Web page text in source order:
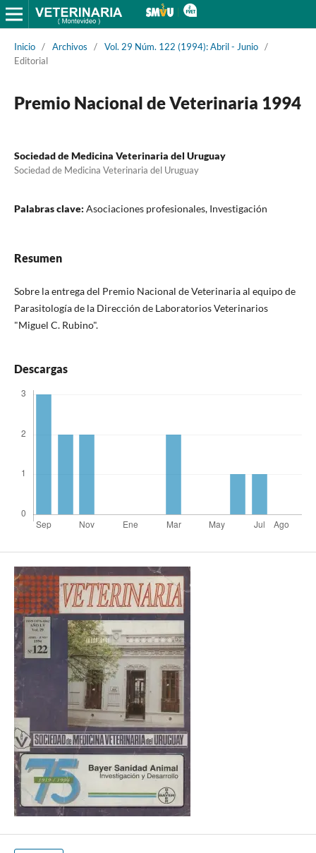
Inicio / Archivos / Vol. 29 Núm. 122 (1994): Abril - Junio /
Editorial
Premio Nacional de Veterinaria 1994
Sociedad de Medicina Veterinaria del Uruguay
Sociedad de Medicina Veterinaria del Uruguay
Palabras clave: Asociaciones profesionales, Investigación
Resumen
Sobre la entrega del Premio Nacional de Veterinaria al equipo de
Parasitología de la Dirección de Laboratorios Veterinarios
"Miguel C. Rubino".
Descargas